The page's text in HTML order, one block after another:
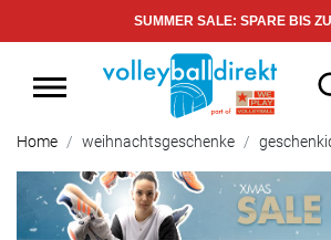
SUMMER SALE: SPARE BIS
Home weihnachtsgeschenke